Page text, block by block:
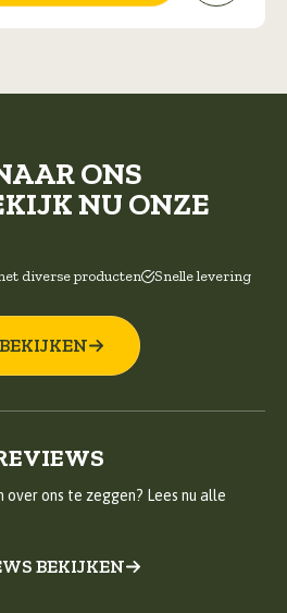
ONS
NU ONZE
diverse producten Snelle levering
ons te zeggen? Lees nu alle
BEKIJKEN